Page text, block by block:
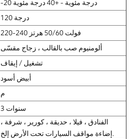
-20 درجة مئوية - +40 درجة مئوية
120 درجة
220-240 فولت 50/60 هرتز
ألومنيوم صب بالقالب ، زجاج مقسّى
تشغيل / إيقاف
أبيض أسود
م
3 سنوات
الفنادق ، فيلا ، حديقة ، كورير ، شرفة ،
إضاءة مواقف السيارات تحت الأرض إلخ.